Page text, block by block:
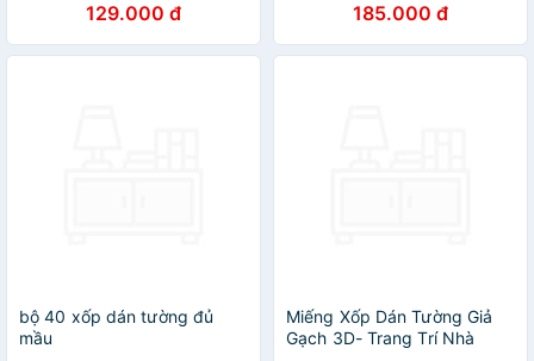
129.000 đ 185.000 đ
bộ 40 xốp dán tường đủ
mầu
Miếng Xốp Dán Tường Giả
Gạch 3D- Trang Trí Nhà